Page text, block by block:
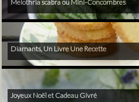
Melothria scabra ou Mini-Concombres
Diamants, Un Livre Une Recette
Joyeux Noël et Cadeau Givré